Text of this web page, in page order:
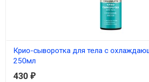
Крио-сыворотка для тела с
250мл
430 ₽